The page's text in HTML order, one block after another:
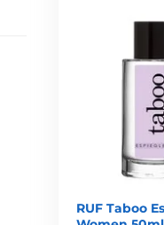
RUF Taboo